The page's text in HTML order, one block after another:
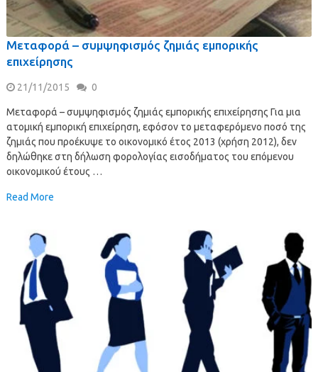
Μεταφορά – συμψηφισμός ζημιάς εμπορικής
επιχείρησης
21/11/2015 0
Μεταφορά – συμψηφισμός ζημιάς εμπορικής επιχείρησης Για μια
ατομική εμπορική επιχείρηση, εφόσον το μεταφερόμενο ποσό της
ζημιάς που προέκυψε το οικονομικό έτος 2013 (χρήση 2012), δεν
δηλώθηκε στη δήλωση φορολογίας εισοδήματος του επόμενου
οικονομικού έτους …
Read More